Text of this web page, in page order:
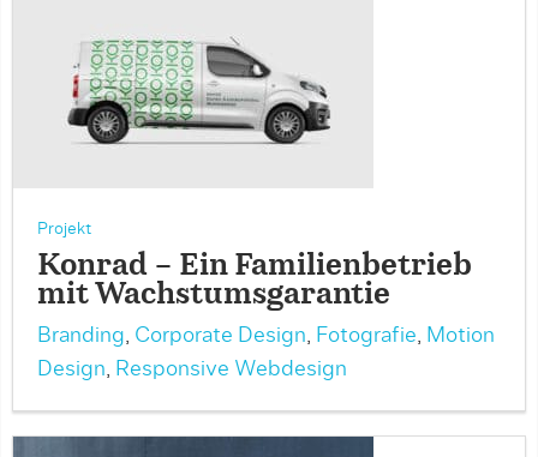
Projekt
Konrad – Ein Familienbetrieb
mit Wachstumsgarantie
Branding, Corporate Design, Fotografie, Motion
Design, Responsive Webdesign